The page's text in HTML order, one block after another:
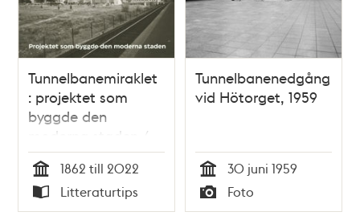
Tunnelbanemiraklet
: projektet som
byggde den
moderna staden /
Pär Isaksson
Tid
1862 till 2022
Typ
Litteraturtips
Tunnelbanenedgång
vid Hötorget, 1959
Tid
30 juni 1959
Typ
Foto